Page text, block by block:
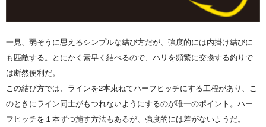
一見、弱そうに思えるシンプルな結び方だが、強度的には内掛け結びに
も匹敵する。とにかく素早く結べるので、ハリを頻繁に交換する釣りで
は断然便利だ。
この結び方では、ラインを2本束ねてハーフヒッチにする工程があり、こ
のときにライン同士がもつれないようにするのが唯一のポイント。ハー
フヒッチを１本ずつ施す方法もあるが、強度的には差がないようだ。